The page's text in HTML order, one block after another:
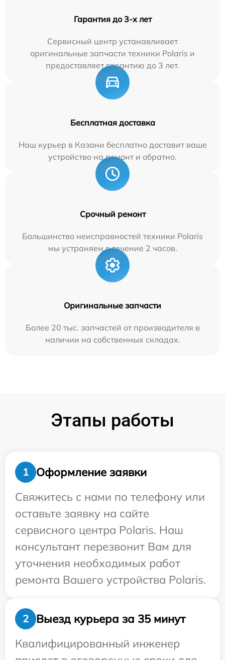
Гарантия до 3-х лет
Сервисный центр устанавливает
оригинальные запчасти техники Polaris и
предоставляет гарантию до 3 лет.
Бесплатная доставка
Наш курьер в Казани бесплатно доставит ваше
устройство на ремонт и обратно.
Срочный ремонт
Большинство неисправностей техники Polaris
мы устраняем в течение 2 часов.
Оригинальные запчасти
Более 20 тыс. запчастей от производителя в
наличии на собственных складах.
Этапы работы
1
Оформление заявки
Свяжитесь с нами по телефону или
оставьте заявку на сайте
сервисного центра Polaris. Наш
консультант перезвонит Вам для
уточнения необходимых работ
ремонта Вашего устройства Polaris.
2
Выезд курьера за 35 минут
Квалифицированный инженер